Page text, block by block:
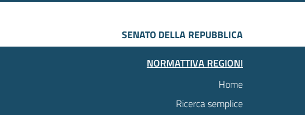
SENATO DELLA REPUBBLICA
NORMATTIVA REGIONI
Home
Ricerca semplice